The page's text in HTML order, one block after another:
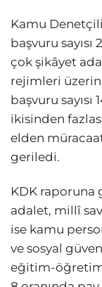
Kamu
başvuru sayısı
çok şikâyet
rejimleri
başvuru
ikisinden
elden
geriledi.
KDK raporuna
adalet, millî
ise kamu
ve sosyal
eğitim-öğretim